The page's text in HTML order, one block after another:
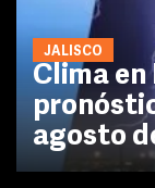
JALISCO
Clima en
agosto